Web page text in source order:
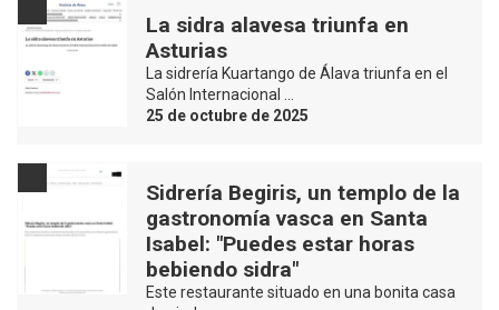
La sidra alavesa triunfa en
Asturias
La sidrería Kuartango de Álava triunfa en el
Salón Internacional …
25 de octubre de 2025
Sidrería Begiris, un templo de la
gastronomía vasca en Santa
Isabel: "Puedes estar horas
bebiendo sidra"
Este restaurante situado en una bonita casa